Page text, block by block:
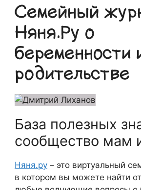
Семейный
Няня.Ру о
беременности
родительстве
База полезных
сообщество мам
Няня.ру – это виртуальный
в котором вы можете найти